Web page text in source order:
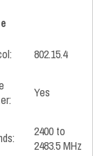
802.15.4
Yes
2400 to
2483.5 MHz